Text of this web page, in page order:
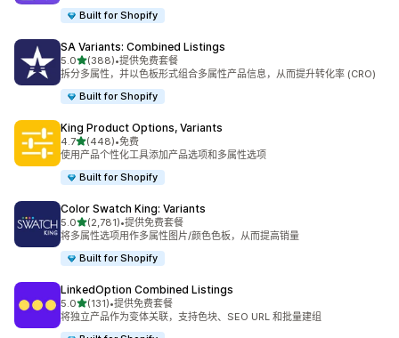
Built for Shopify
SA Variants: Combined Listings
5.0星（满分 5 星）
(388)
总共 388 条评论
•提供免费套餐
拆分多属性，并以色板形式组合多属性产品信息，从而提升转化率 (CRO)
Built for Shopify
King Product Options, Variants
4.7星（满分 5 星）
(448)
总共 448 条评论
•免费
使用产品个性化工具添加产品选项和多属性选项
Built for Shopify
Color Swatch King: Variants
5.0星（满分 5 星）
(2,781)
总共 2781 条评论
•提供免费套餐
将多属性选项用作多属性图片/颜色色板，从而提高销量
Built for Shopify
LinkedOption Combined Listings
5.0星（满分 5 星）
(131)
总共 131 条评论
•提供免费套餐
将独立产品作为变体关联，支持色块、SEO URL 和批量建组